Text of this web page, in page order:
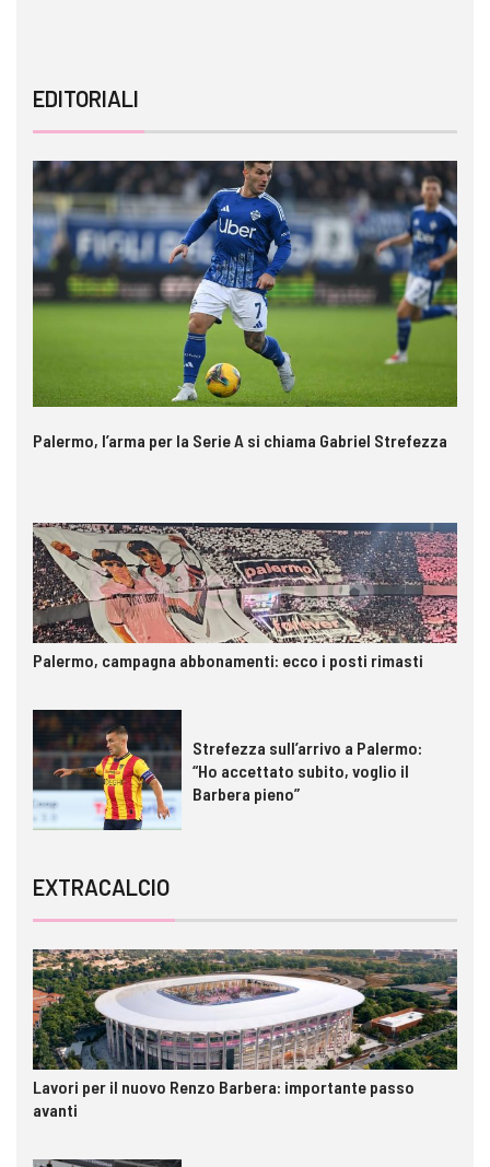
EDITORIALI
Palermo, l’arma per la Serie A si chiama Gabriel Strefezza
Palermo, campagna abbonamenti: ecco i posti rimasti
Strefezza sull’arrivo a Palermo:
“Ho accettato subito, voglio il
Barbera pieno”
EXTRACALCIO
Lavori per il nuovo Renzo Barbera: importante passo
avanti